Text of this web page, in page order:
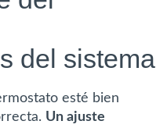
del sistema
esté bien
Un ajuste